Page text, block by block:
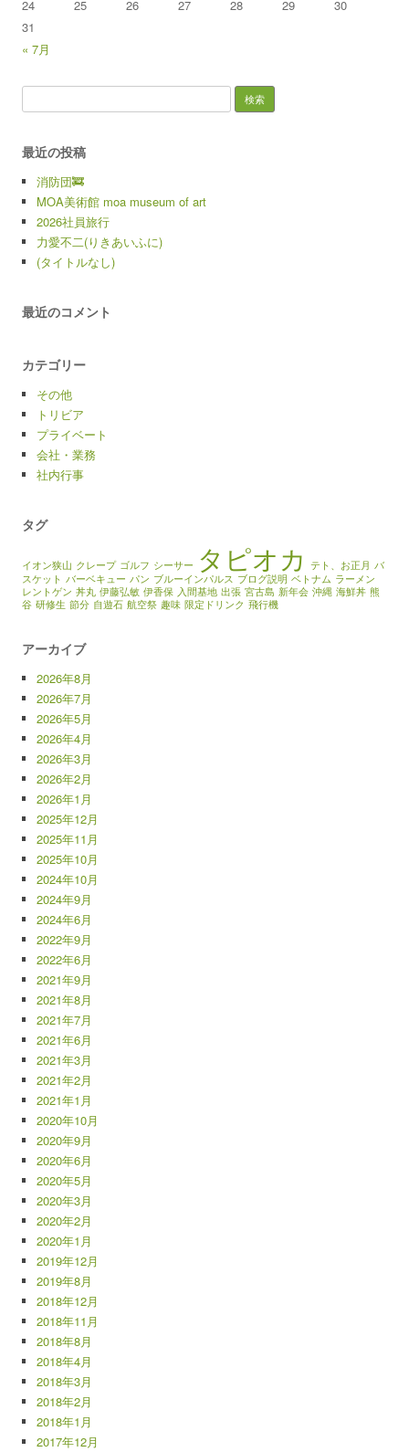
« 7月
24 25 26 27 28 29
30
31
最近の投稿
消防団🚒
MOA美術館 moa museum of art
2026社員旅行
力愛不二(りきあいふに)
(タイトルなし)
最近のコメント
カテゴリー
その他
トリビア
プライベート
会社・業務
社内行事
タグ
イオン狭山 クレープ ゴルフ シーサー タピオカ テト、お正月 バ
スケット バーベキュー パン ブルーインパルス ブログ説明 ベトナム ラーメン
レントゲン 丼丸 伊藤弘敏 伊香保 入間基地 出張 宮古島 新年会 沖縄 海鮮丼 熊
谷 研修生 節分 自遊石 航空祭 趣味 限定ドリンク 飛行機
アーカイブ
2026年8月
2026年7月
2026年5月
2026年4月
2026年3月
2026年2月
2026年1月
2025年12月
2025年11月
2025年10月
2024年10月
2024年9月
2024年6月
2022年9月
2022年6月
2021年9月
2021年8月
2021年7月
2021年6月
2021年3月
2021年2月
2021年1月
2020年10月
2020年9月
2020年6月
2020年5月
2020年3月
2020年2月
2020年1月
2019年12月
2019年8月
2018年12月
2018年11月
2018年8月
2018年4月
2018年3月
2018年2月
2018年1月
2017年12月